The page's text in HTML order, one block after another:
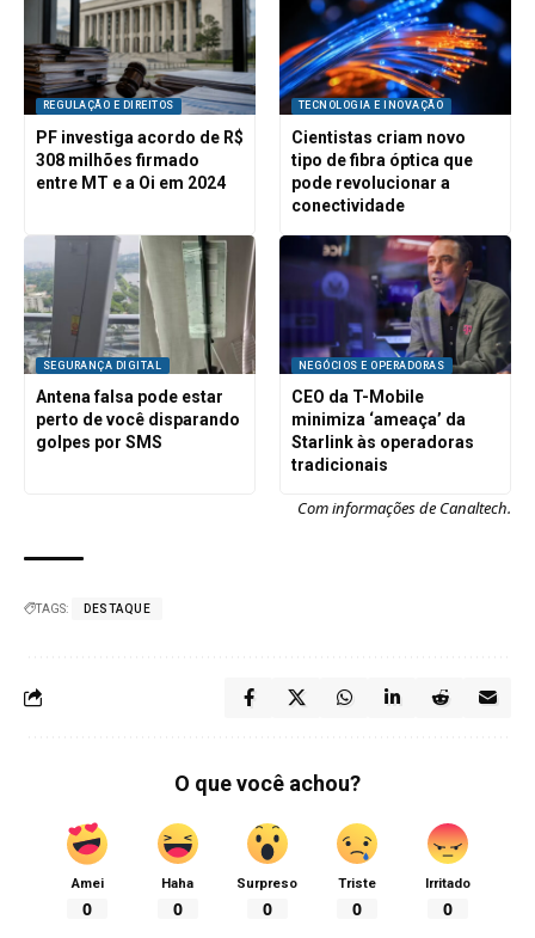
REGULAÇÃO E DIREITOS
PF investiga acordo de R$
308 milhões firmado
entre MT e a Oi em 2024
TECNOLOGIA E INOVAÇÃO
Cientistas criam novo
tipo de fibra óptica que
pode revolucionar a
conectividade
SEGURANÇA DIGITAL
Antena falsa pode estar
perto de você disparando
golpes por SMS
NEGÓCIOS E OPERADORAS
CEO da T-Mobile
minimiza ‘ameaça’ da
Starlink às operadoras
tradicionais
Com informações de Canaltech.
TAGS: DESTAQUE
O que você achou?
Amei
0
Haha
0
Surpreso
0
Triste
0
Irritado
0